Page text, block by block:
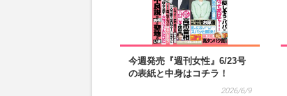
今週発売『週刊女性』6/23号
の表紙と中身はコチラ！
2026/6/9